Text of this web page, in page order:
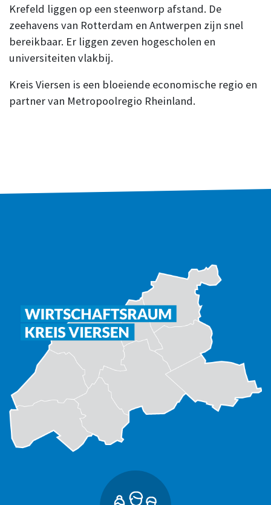
Krefeld liggen op een steenworp afstand. De
zeehavens van Rotterdam en Antwerpen zijn snel
bereikbaar. Er liggen zeven hogescholen en
universiteiten vlakbij.
Kreis Viersen is een bloeiende economische regio en
partner van Metropoolregio Rheinland.